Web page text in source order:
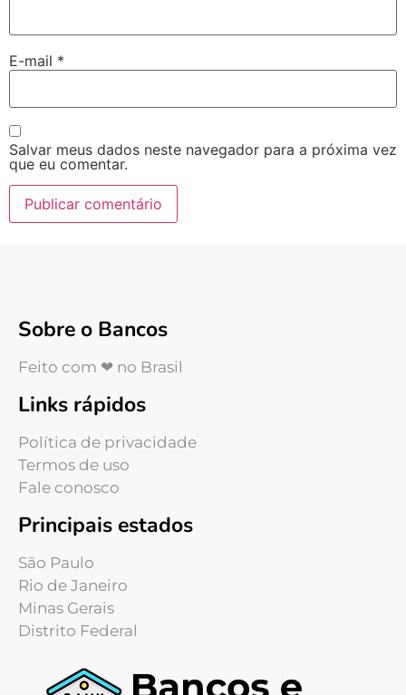
E-mail *
Salvar meus dados neste navegador para a próxima vez
que eu comentar.
Sobre o Bancos
Feito com ❤ no Brasil
Links rápidos
Política de privacidade
Termos de uso
Fale conosco
Principais estados
São Paulo
Rio de Janeiro
Minas Gerais
Distrito Federal